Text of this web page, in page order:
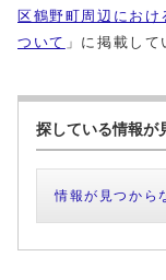
区鶴野町周辺にお
ついて 」に掲載して
探している情報が
情報が見つから